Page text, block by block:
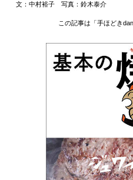
文：中村裕子 写真： 鈴木泰介
この記事は「手ほどき